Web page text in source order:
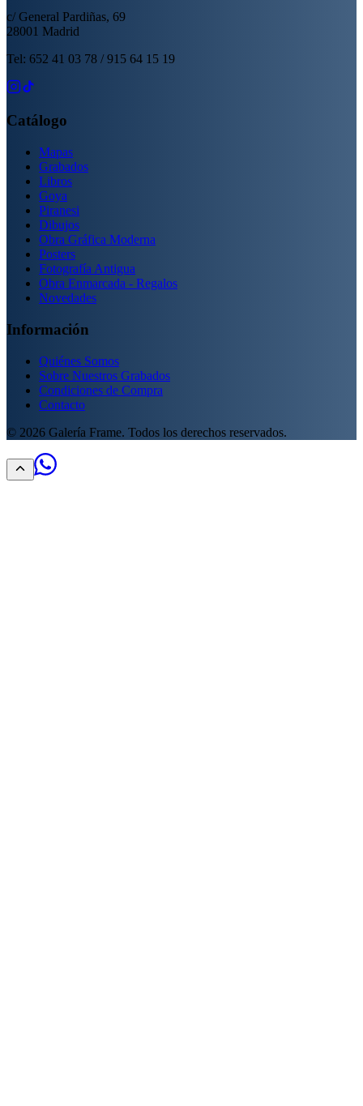
c/ General Pardiñas, 69
28001 Madrid
Tel: 652 41 03 78 / 915 64 15 19
Catálogo
Mapas
Grabados
Libros
Goya
Piranesi
Dibujos
Obra Gráfica Moderna
Posters
Fotografía Antigua
Obra Enmarcada - Regalos
Novedades
Información
Quiénes Somos
Sobre Nuestros Grabados
Condiciones de Compra
Contacto
© 2026 Galería Frame. Todos los derechos reservados.